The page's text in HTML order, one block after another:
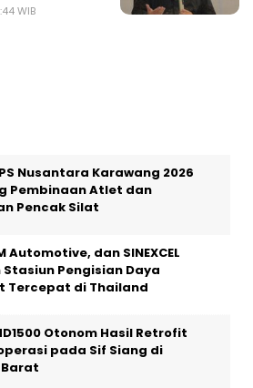
WIB
Nusantara Karawang 2026
Pembinaan Atlet dan
Pencak Silat
Automotive, dan SINEXCEL
Stasiun Pengisian Daya
Tercepat di Thailand
Otonom Hasil Retrofit
pada Sif Siang di